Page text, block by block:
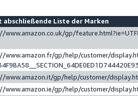
abschließende Liste der Marken
www.amazon.co.uk/gp/
www.amazon.fr/gp/help/customer/
www.amazon.it/gp/help/customer/
www.amazon.ie/gp/help/customer/